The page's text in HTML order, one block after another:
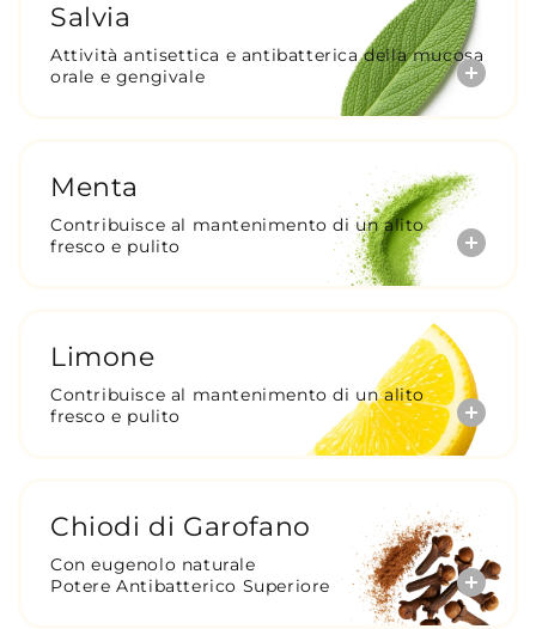
Salvia
Attività antisettica e antibatterica della mucosa
orale e gengivale
Menta
Contribuisce al mantenimento di un alito
fresco e pulito
Limone
Contribuisce al mantenimento di un alito
fresco e pulito
Chiodi di Garofano
Con eugenolo naturale
Potere Antibatterico Superiore